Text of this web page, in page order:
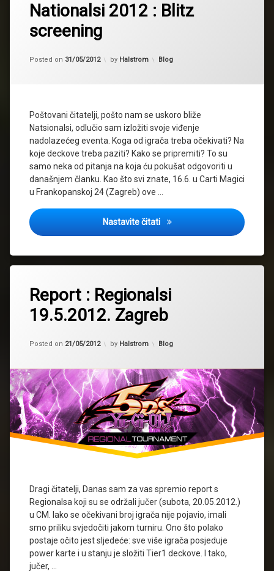
Nationalsi 2012 : Blitz
screening
Posted on 31/05/2012
Updated on 31/05/2012
by Halstrom Kategorije:
Blog
Poštovani čitatelji, pošto nam se uskoro bliže
Natsionalsi, odlučio sam izložiti svoje viđenje
nadolazećeg eventa. Koga od igrača treba očekivati? Na
koje deckove treba paziti? Kako se pripremiti? To su
samo neka od pitanja na koja ću pokušat odgovoriti u
današnjem članku. Kao što svi znate, 16.6. u Carti Magici
u Frankopanskoj 24 (Zagreb) ove …
Nastavite čitati Nationalsi 2012 : Blitz
Report : Regionalsi
19.5.2012. Zagreb
Posted on 21/05/2012
Updated on 21/05/2012
by Halstrom Kategorije:
Blog
Dragi čitatelji, Danas sam za vas spremio report s
Regionalsa koji su se održali jučer (subota, 20.05.2012.)
u CM. Iako se očekivani broj igrača nije pojavio, imali
smo priliku svjedočiti jakom turniru. Ono što polako
postaje očito jest sljedeće: sve više igrača posjeduje
power karte i u stanju je složiti Tier1 deckove. I tako,
jučer, …